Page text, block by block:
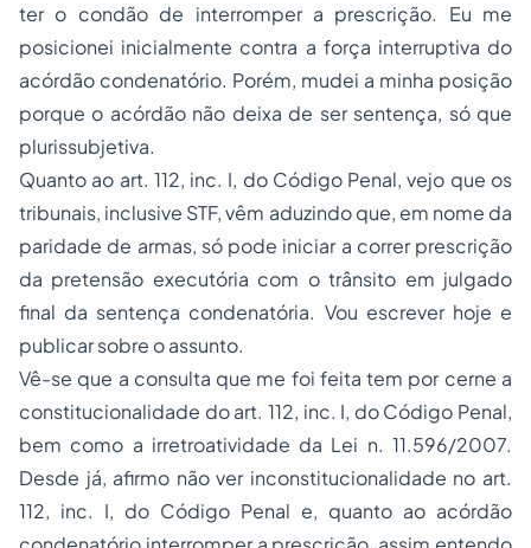
ter o condão de interromper a prescrição. Eu me
posicionei inicialmente contra a força interruptiva do
acórdão condenatório. Porém, mudei a minha posição
porque o acórdão não deixa de ser sentença, só que
plurissubjetiva.
Quanto ao art. 112, inc. I, do Código Penal, vejo que os
tribunais, inclusive STF, vêm aduzindo que, em nome da
paridade de armas, só pode iniciar a correr prescrição
da pretensão executória com o trânsito em julgado
final da sentença condenatória. Vou escrever hoje e
publicar sobre o assunto.
Vê-se que a consulta que me foi feita tem por cerne a
constitucionalidade do art. 112, inc. I, do Código Penal,
bem como a irretroatividade da Lei n. 11.596/2007.
Desde já, afirmo não ver inconstitucionalidade no art.
112, inc. I, do Código Penal e, quanto ao acórdão